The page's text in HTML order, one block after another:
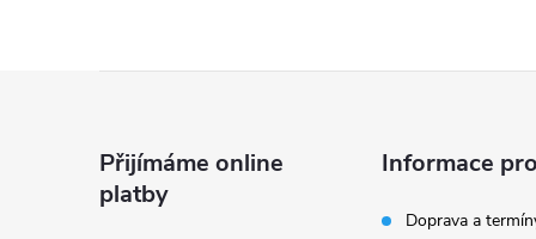
í
Přijímáme online
platby
Informace
Doprava a